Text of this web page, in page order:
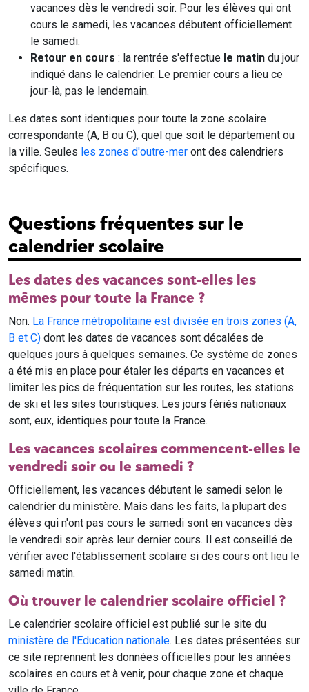
vacances dès le vendredi soir. Pour les élèves qui ont
cours le samedi, les vacances débutent officiellement
le samedi.
Retour en cours : la rentrée s'effectue le matin du jour
indiqué dans le calendrier. Le premier cours a lieu ce
jour-là, pas le lendemain.
Les dates sont identiques pour toute la zone scolaire
correspondante (A, B ou C), quel que soit le département ou
la ville. Seules les zones d'outre-mer ont des calendriers
spécifiques.
Questions fréquentes sur le
calendrier scolaire
Les dates des vacances sont-elles les
mêmes pour toute la France ?
Non. La France métropolitaine est divisée en trois zones (A,
B et C) dont les dates de vacances sont décalées de
quelques jours à quelques semaines. Ce système de zones
a été mis en place pour étaler les départs en vacances et
limiter les pics de fréquentation sur les routes, les stations
de ski et les sites touristiques. Les jours fériés nationaux
sont, eux, identiques pour toute la France.
Les vacances scolaires commencent-elles le
vendredi soir ou le samedi ?
Officiellement, les vacances débutent le samedi selon le
calendrier du ministère. Mais dans les faits, la plupart des
élèves qui n'ont pas cours le samedi sont en vacances dès
le vendredi soir après leur dernier cours. Il est conseillé de
vérifier avec l'établissement scolaire si des cours ont lieu le
samedi matin.
Où trouver le calendrier scolaire officiel ?
Le calendrier scolaire officiel est publié sur le site du
ministère de l'Education nationale. Les dates présentées sur
ce site reprennent les données officielles pour les années
scolaires en cours et à venir, pour chaque zone et chaque